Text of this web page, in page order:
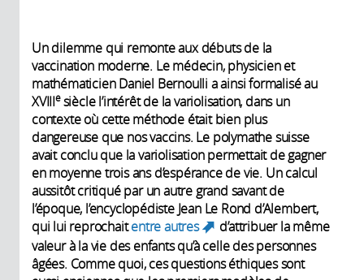
Un dilemme qui remonte aux débuts de la
vaccination moderne. Le médecin, physicien et
mathématicien Daniel Bernoulli a ainsi formalisé au
XVIIIesiècle l’intérêt de la variolisation, dans un
contexte où cette méthode était bien plus
dangereuse que nos vaccins. Le polymathe suisse
avait conclu que la variolisation permettait de gagner
en moyenne trois ans d’espérance de vie. Un calcul
aussitôt critiqué par un autre grand savant de
l’époque, l’encyclopédiste Jean Le Rond d’Alembert,
qui lui reprochaitentre autres (link is external)
d’attribuer la même
valeur à la vie des enfants qu’à celle des personnes
âgées. Comme quoi, ces questions éthiques sont